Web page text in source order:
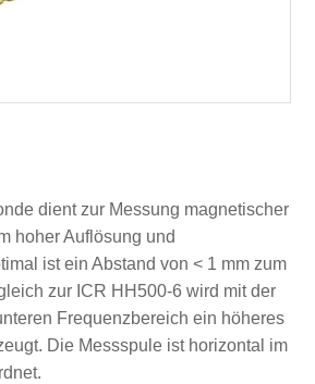
dient zur Messung magnetischer
hoher Auflösung und
ist ein Abstand von < 1 mm zum
zur ICR HH500-6 wird mit der
Frequenzbereich ein höheres
Die Messspule ist horizontal im